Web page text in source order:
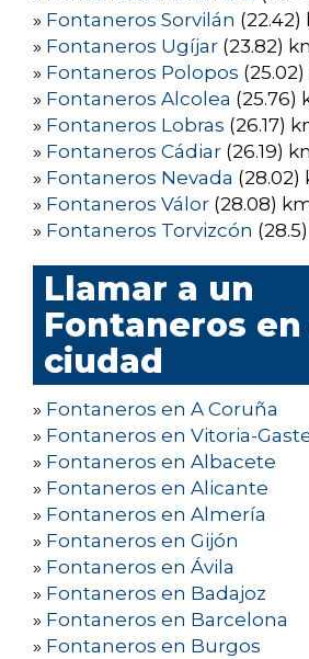
» Fontaneros Sorvilán (22.42)
» Fontaneros Ugíjar (23.82)
» Fontaneros Polopos
» Fontaneros Alcolea (25.76)
» Fontaneros Lobras (26.17)
» Fontaneros Cádiar (26.19)
» Fontaneros Nevada (28.02)
» Fontaneros Válor (28.08)
» Fontaneros Torvizcón
Llamar a un
Fontaneros
ciudad
» Fontaneros en A Coruña
» Fontaneros en Vitoria-
» Fontaneros en Albacete
» Fontaneros en Alicante
» Fontaneros en Almería
» Fontaneros en Gijón
» Fontaneros en Ávila
» Fontaneros en Badajoz
» Fontaneros en Barcelona
» Fontaneros en Burgos